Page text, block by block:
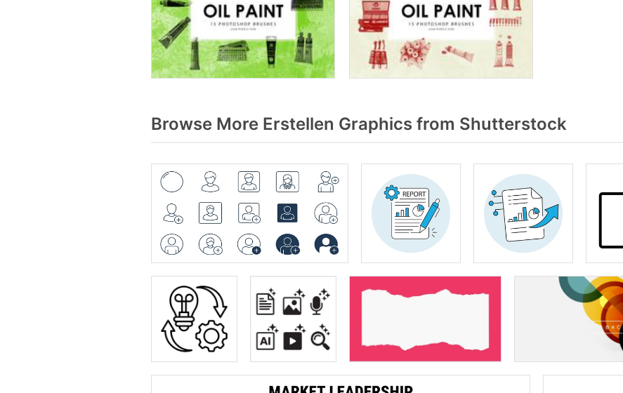
Browse More Erstellen Graphics from Shutterstock